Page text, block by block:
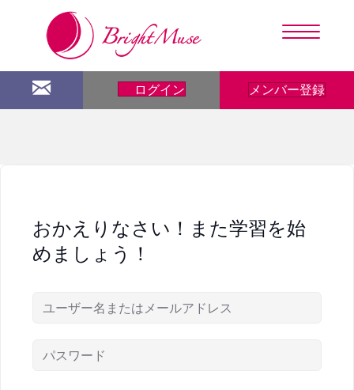
ログイン メンバー登録
おかえりなさい！また学習を始
めましょう！